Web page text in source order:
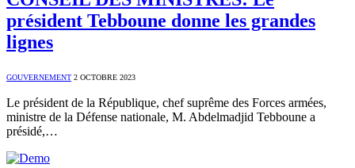
président Tebboune donne les grandes
lignes
GOUVERNEMENT 2 OCTOBRE 2023
Le président de la République, chef suprême des Forces armées,
ministre de la Défense nationale, M. Abdelmadjid Tebboune a
présidé,…